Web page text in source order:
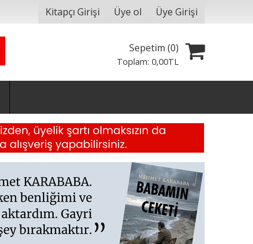
Kitapçı Girişi Üye ol Üye Girişi
Sepetim (0)
Toplam:0,00TL